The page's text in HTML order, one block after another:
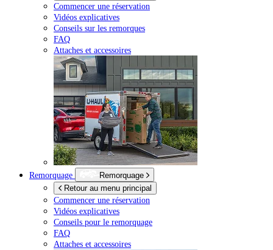
Commencer une réservation
Vidéos explicatives
Conseils sur les remorques
FAQ
Attaches et accessoires
Remorquage
Remorquage
Retour au menu principal
Commencer une réservation
Vidéos explicatives
Conseils pour le remorquage
FAQ
Attaches et accessoires